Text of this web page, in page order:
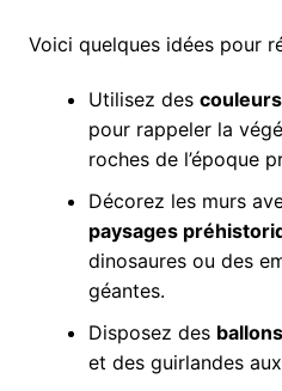
Voici quelques idées pour
Utilisez des
pour rappeler la
roches de l’époque
Décorez les murs
paysages
dinosaures ou des
géantes.
Disposez des
et des guirlandes